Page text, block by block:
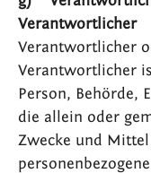
Verantwortlicher
Verantwortlicher
Verantwortlicher
Person, Behörde,
die allein oder
Zwecke und